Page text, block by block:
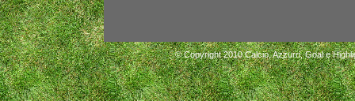
© Copyright 2010Calcio, Azzurri, Goal e